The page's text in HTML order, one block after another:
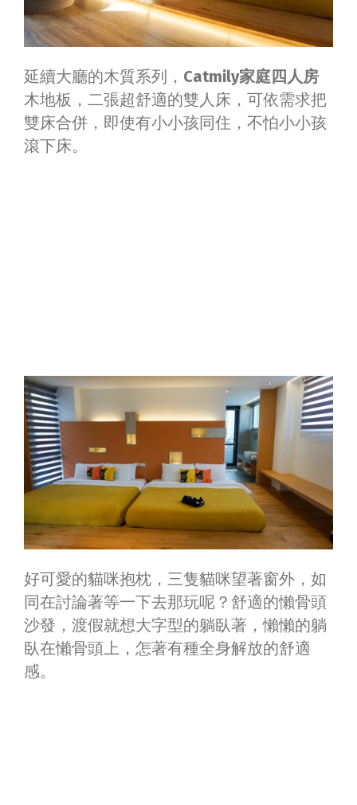
延續大廳的木質系列， Catmily家庭四人房
木地板，二張超舒適的雙人床，可依需求把
雙床合併，即使有小小孩同住，不怕小小孩
滾下床。
好可愛的貓咪抱枕，三隻貓咪望著窗外，如
同在討論著等一下去那玩呢？舒適的懶骨頭
沙發，渡假就想大字型的躺臥著，懶懶的躺
臥在懶骨頭上，怎著有種全身解放的舒適
感。